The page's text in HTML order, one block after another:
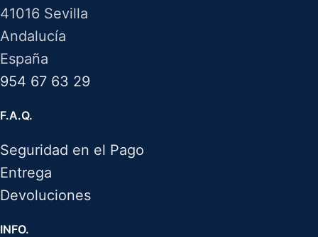
41016 Sevilla
Andalucía
España
954 67 63 29
F.A.Q.
Seguridad en el Pago
Entrega
Devoluciones
INFO.